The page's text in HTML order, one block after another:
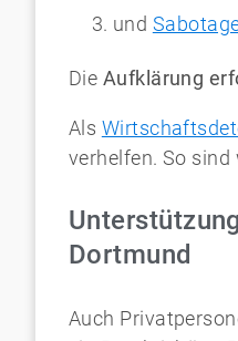
und
Die Aufklärung
Als
verhelfen. So
Dortmund
Auch